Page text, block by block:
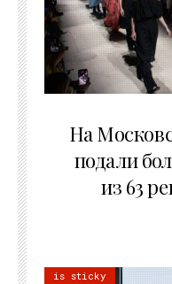
На
подали
из 63
is sticky